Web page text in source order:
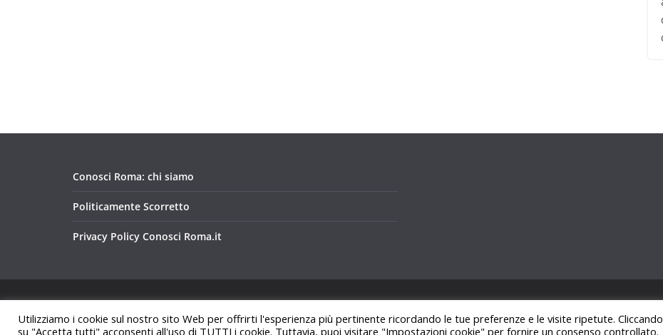
Conosci Roma: chi siamo
Politicamente Scorretto
Privacy Policy Conosci Roma.it
Tema:ColorMagdi ThemeGrill. Powered byWordPress.
Utilizziamo i cookie sul nostro sito Web per offrirti l'esperienza più pertinente ricordando le tue preferenze e le visite ripetute. Cliccando
su "Accetta tutti" acconsenti all'uso di TUTTI i cookie. Tuttavia, puoi visitare "Impostazioni cookie" per fornire un consenso controllato.